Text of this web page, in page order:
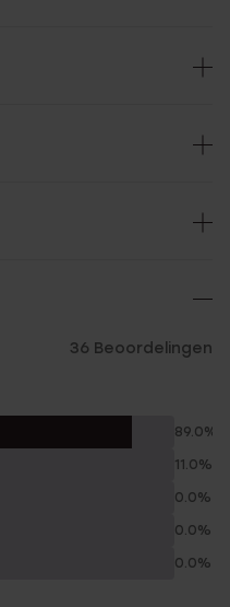
36 Beoordelingen
89.0%
11.0%
0.0%
0.0%
0.0%